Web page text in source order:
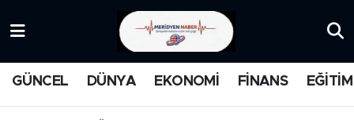
GÜNCEL DÜNYA EKONOMİ FİNANS EĞİTİM